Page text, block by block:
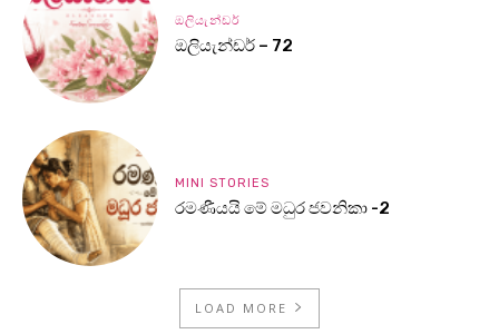
ඔලියැන්ඩර්
ඔලියැන්ඩර් – 72
MINI STORIES
රමණීයයි මේ මධුර ජවනිකා -2
LOAD MORE